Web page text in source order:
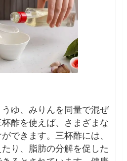
ゆ、みりんを同量で混ぜ
酢を使えば、さまざまな
できます。三杯酢には、
り、脂肪の分解を促した